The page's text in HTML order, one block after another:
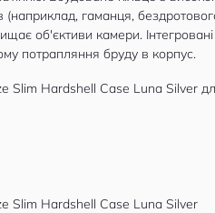
(наприклад, гаманця,
об'єктиви камери.
потрапляння бруду в корпус.